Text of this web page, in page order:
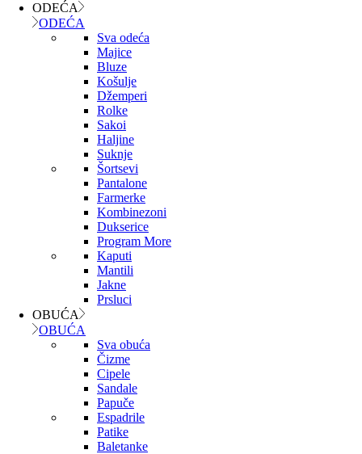
ODEĆA
ODEĆA
Sva odeća
Majice
Bluze
Košulje
Džemperi
Rolke
Sakoi
Haljine
Suknje
Šortsevi
Pantalone
Farmerke
Kombinezoni
Dukserice
Program More
Kaputi
Mantili
Jakne
Prsluci
OBUĆA
OBUĆA
Sva obuća
Čizme
Cipele
Sandale
Papuče
Espadrile
Patike
Baletanke